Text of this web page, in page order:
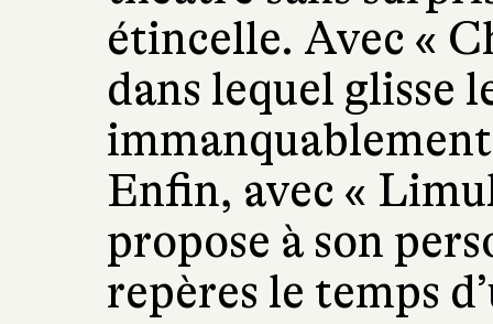
étincelle. Avec «
dans lequel glisse
Enfin, avec «
propose à son
repères le temps